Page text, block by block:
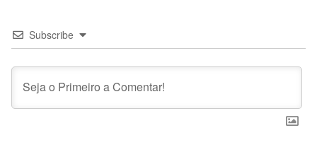
Subscribe